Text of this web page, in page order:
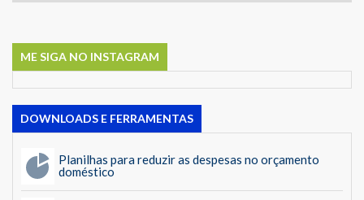
ME SIGA NO INSTAGRAM
DOWNLOADS E FERRAMENTAS
Planilhas para reduzir as despesas no orçamento
doméstico